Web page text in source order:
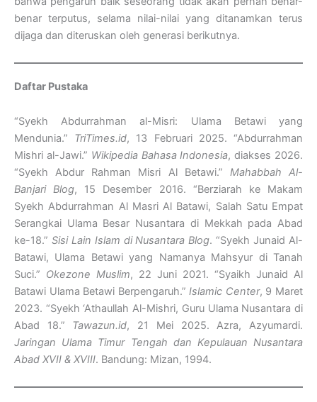
benar terputus, selama nilai-nilai yang ditanamkan terus
dijaga dan diteruskan oleh generasi berikutnya.
Daftar Pustaka
“Syekh Abdurrahman al-Misri: Ulama Betawi yang
Mendunia.” TriTimes.id, 13 Februari 2025. “Abdurrahman
Mishri al-Jawi.” Wikipedia Bahasa Indonesia, diakses 2026.
“Syekh Abdur Rahman Misri Al Betawi.” Mahabbah Al-
Banjari Blog, 15 Desember 2016. “Berziarah ke Makam
Syekh Abdurrahman Al Masri Al Batawi, Salah Satu Empat
Serangkai Ulama Besar Nusantara di Mekkah pada Abad
ke-18.” Sisi Lain Islam di Nusantara Blog. “Syekh Junaid Al-
Batawi, Ulama Betawi yang Namanya Mahsyur di Tanah
Suci.” Okezone Muslim, 22 Juni 2021. “Syaikh Junaid Al
Batawi Ulama Betawi Berpengaruh.”Islamic Center, 9 Maret
2023. “Syekh ‘Athaullah Al-Mishri, Guru Ulama Nusantara di
Abad 18.” Tawazun.id, 21 Mei 2025. Azra, Azyumardi.
Jaringan Ulama Timur Tengah dan Kepulauan Nusantara
Abad XVII & XVIII. Bandung: Mizan, 1994.